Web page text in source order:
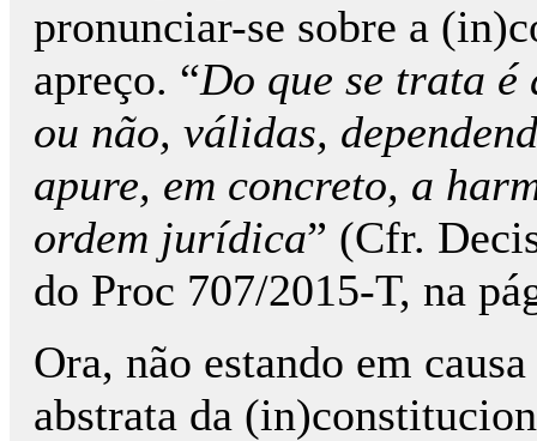
pronunciar-se sobre a
apreço. “Do que se trata é
ou não, válidas,
apure, em concreto, a
ordem jurídica” (Cfr.
do Proc 707/2015-T, na
Ora, não estando em
abstrata da